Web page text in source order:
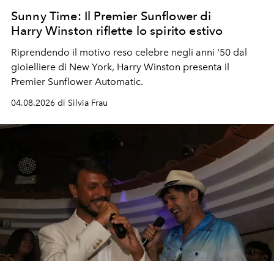
Sunny Time: Il Premier Sunflower di
Harry Winston riflette lo spirito estivo
Riprendendo il motivo reso celebre negli anni '50 dal
gioielliere di New York, Harry Winston presenta il
Premier Sunflower Automatic.
04.08.2026 di Silvia Frau